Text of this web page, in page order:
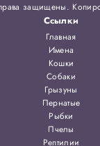
защищены.
Ссылки
Главная
Имена
Кошки
Собаки
Грызуны
Пернатые
Рыбки
Пчелы
Рептилии